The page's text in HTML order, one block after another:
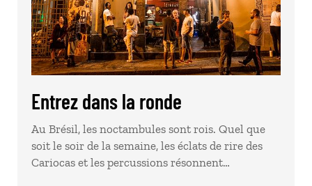
Entrez dans la ronde
Au Brésil, les noctambules sont rois. Quel que
soit le soir de la semaine, les éclats de rire des
Cariocas et les percussions résonnent…